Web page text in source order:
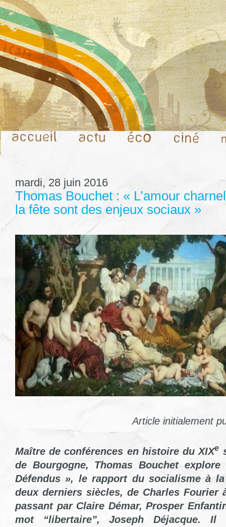
mardi, 28 juin 2016
Thomas Bouchet : « L’amour
la fête sont des enjeux sociaux »
Article initialement
Maître de conférences en histoire du XIXe
de Bourgogne, Thomas Bouchet
Défendus », le rapport du socialisme à
deux derniers siècles, de Charles Fourier
passant par Claire Démar, Prosper
mot “libertaire”, Joseph Déjacque. Il